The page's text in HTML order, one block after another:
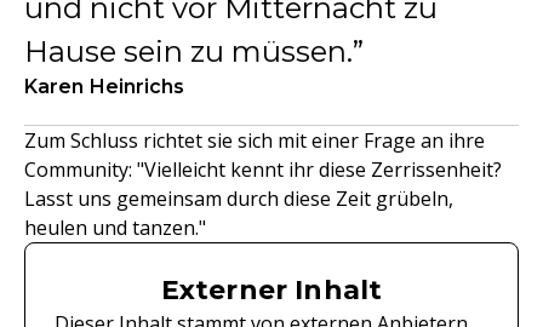
und nicht vor Mitternacht zu
Hause sein zu müssen.
Karen Heinrichs
Zum Schluss richtet sie sich mit einer Frage an ihre
Community: "Vielleicht kennt ihr diese Zerrissenheit?
Lasst uns gemeinsam durch diese Zeit grübeln,
heulen und tanzen."
Externer Inhalt